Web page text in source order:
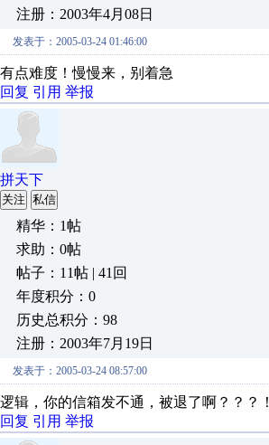
注册：2003年4月08日
发表于：2005-03-24 01:46:00
有点难度！慢慢来，别着急
回复 引用 举报
拼天下
关注 私信
精华：1帖
求助：0帖
帖子：11帖 | 41回
年度积分：0
历史总积分：98
注册：2003年7月19日
发表于：2005-03-24 08:57:00
逻辑，你的信箱发不通，被退了啊？？？！
回复 引用 举报